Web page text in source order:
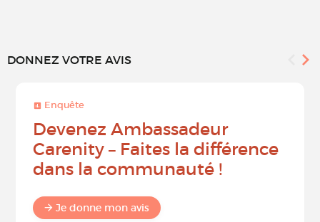
DONNEZ VOTRE AVIS
Enquête
Devenez Ambassadeur
Carenity – Faites la différence
dans la communauté !
Je donne mon avis